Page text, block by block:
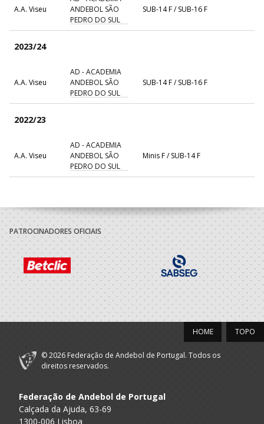
A.A. Viseu
ANDEBOL SÃO
PEDRO DO SUL
SUB-14 F / SUB-16 F
2023/24
A.A. Viseu
AD - ACADEMIA
ANDEBOL SÃO
PEDRO DO SUL
SUB-14 F / SUB-16 F
2022/23
A.A. Viseu
AD - ACADEMIA
ANDEBOL SÃO
PEDRO DO SUL
Minis F / SUB-14 F
A.A. Viseu
AD - ACADEMIA
ANDEBOL SÃO
PEDRO DO SUL
Minis F / SUB-13 F
PATROCINADORES OFICIAIS
TOPO
HOME
© 2026 Federação de Andebol de Portugal. Todos os
direitos reservados.
Federação de Andebol de Portugal
Calçada da Ajuda, 63-69
1300-006 Lisboa